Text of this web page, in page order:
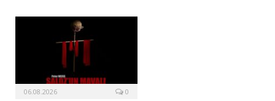
06.08.2026 0